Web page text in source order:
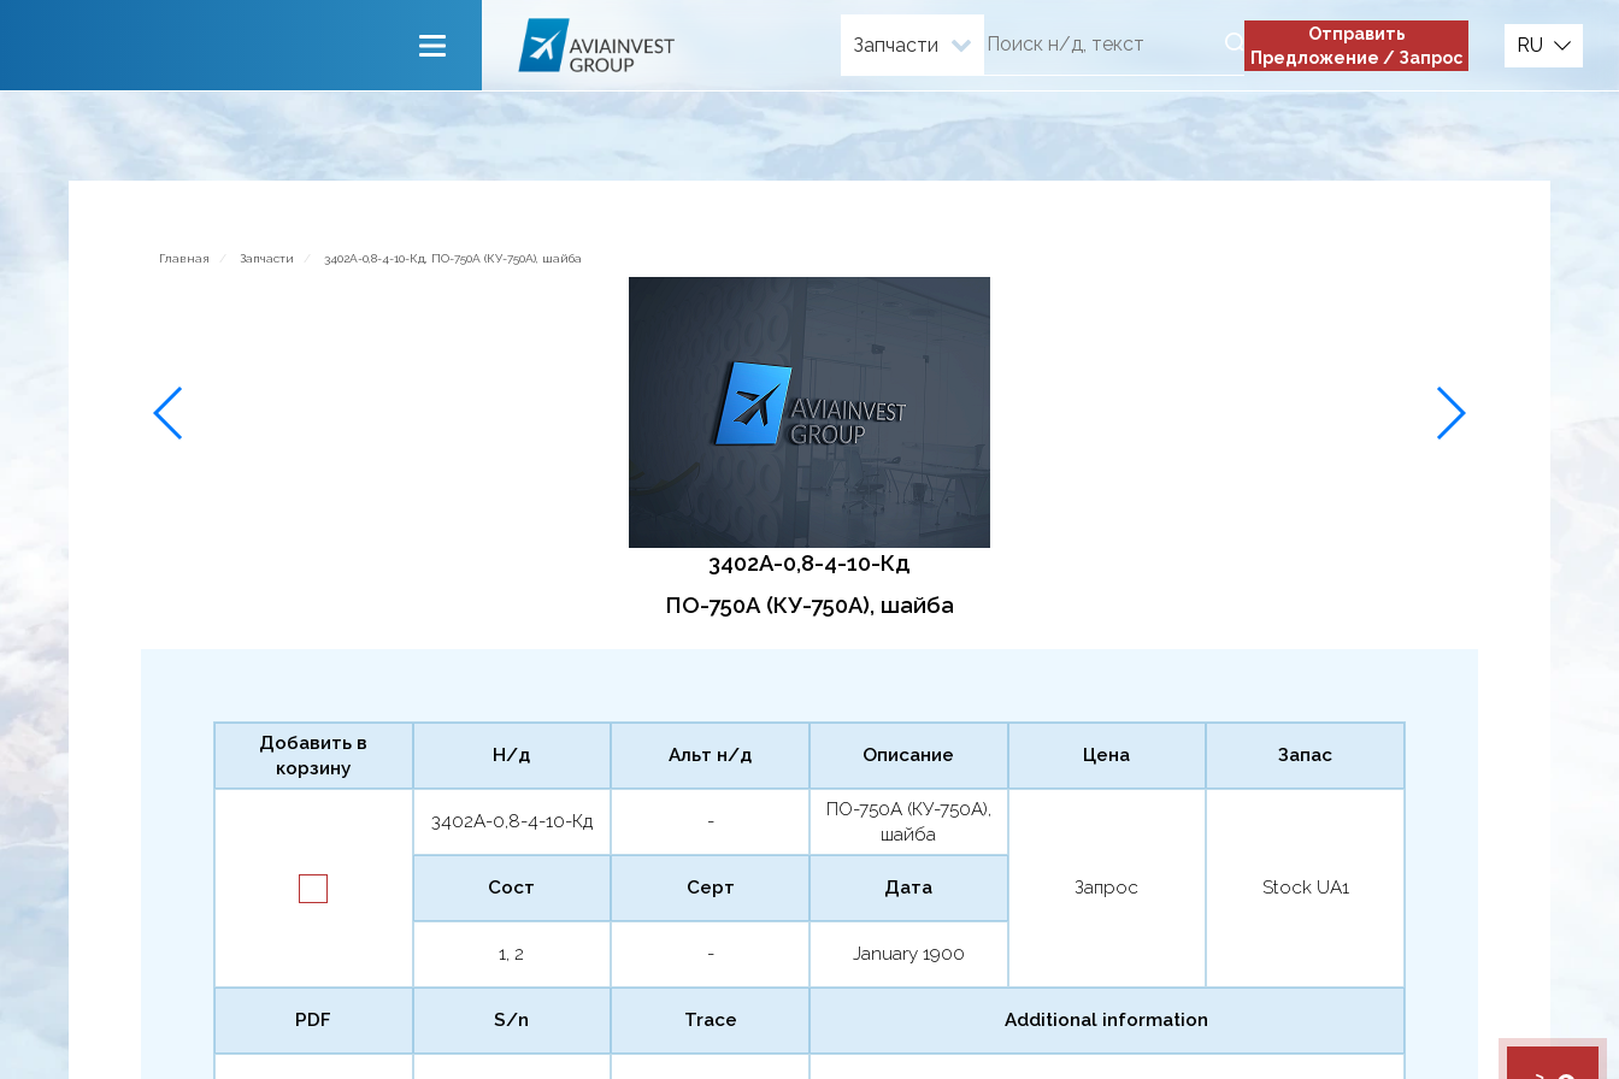
О компании
Новости
Обратная связь
Запчасти
Отправить
Предложение / Запрос
RU
Главная Запчасти 3402А-0,8-4-10-Кд, ПО-750А (КУ-750А), шайба
3402А-0,8-4-10-Кд
ПО-750А (КУ-750А), шайба
Добавить в
корзину
Н/д
3402А-0,8-4-10-Кд
Альт н/д
-
Описание
ПО-750А (КУ-750А),
шайба
Цена
Запрос
Запас
Stock UA1
Сост
1, 2
Серт
-
Дата
January 1900
PDF S/n Trace Additional information